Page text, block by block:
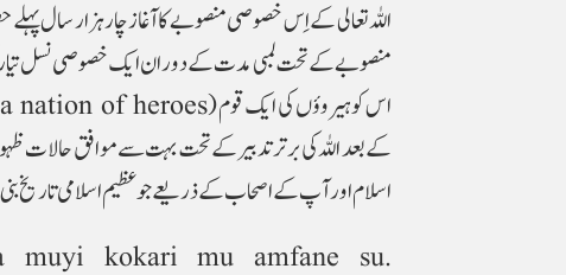
اللہ تعالی کے اِس خصوصی منصوبے کا آغاز چار ہزار سال
منصوبے کے تحت لمبی مدت کے دوران ایک خصوصی نسل تیار
کے بعد اللہ کی برتر تدبیر کے تحت بہت سے موافق حالات ظہور
اسلام اور آپ کے اصحاب کے ذریعے جو عظیم اسلامی تاریخ
kokari mu amfane su.